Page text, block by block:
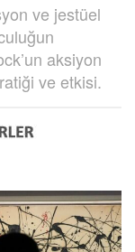
ve jestüel
aksiyon
ve etkisi.